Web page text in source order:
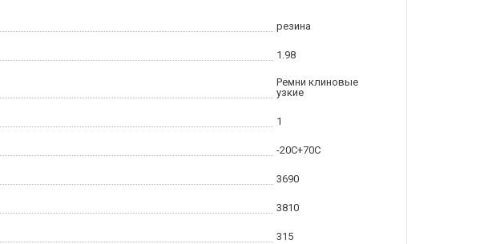
резина
1.98
Ремни клиновые
узкие
1
-20С+70С
3690
3810
315